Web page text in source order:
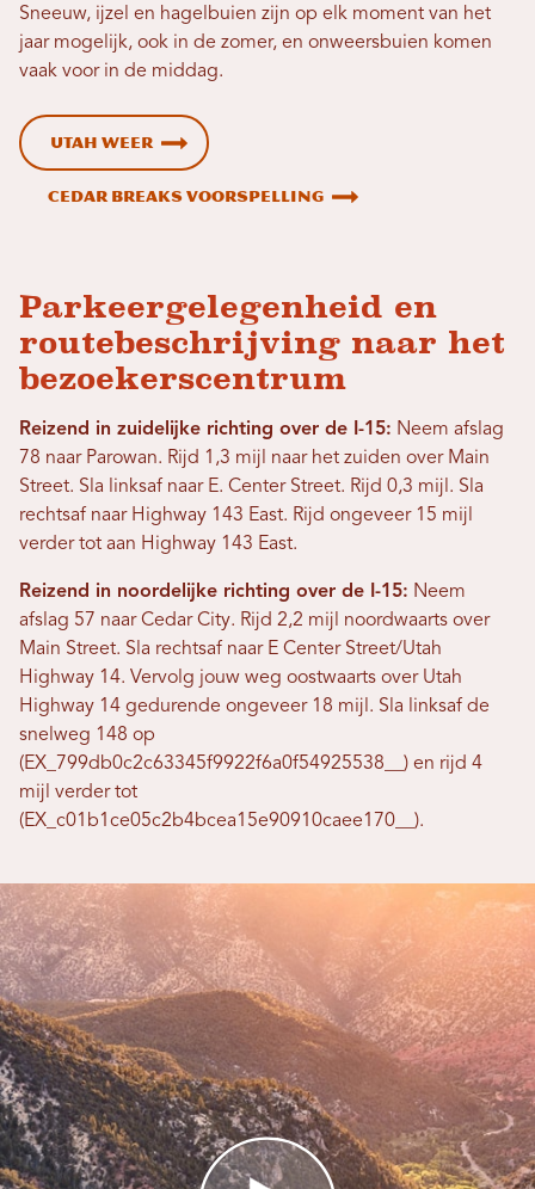
Sneeuw, ijzel en hagelbuien zijn op elk moment van het
jaar mogelijk, ook in de zomer, en onweersbuien komen
vaak voor in de middag.
Utah Weer
Cedar Breaks Voorspelling
Parkeergelegenheid en
routebeschrijving naar het
bezoekerscentrum
Reizend in zuidelijke richting over de I-15: Neem afslag
78 naar Parowan. Rijd 1,3 mijl naar het zuiden over Main
Street. Sla linksaf naar E. Center Street. Rijd 0,3 mijl. Sla
rechtsaf naar Highway 143 East. Rijd ongeveer 15 mijl
verder tot aan Highway 143 East.
Reizend in noordelijke richting over de I-15: Neem
afslag 57 naar Cedar City. Rijd 2,2 mijl noordwaarts over
Main Street. Sla rechtsaf naar E Center Street/Utah
Highway 14. Vervolg jouw weg oostwaarts over Utah
Highway 14 gedurende ongeveer 18 mijl. Sla linksaf de
snelweg 148 op
(EX_799db0c2c63345f9922f6a0f54925538__) en rijd 4
mijl verder tot
(EX_c01b1ce05c2b4bcea15e90910caee170__).